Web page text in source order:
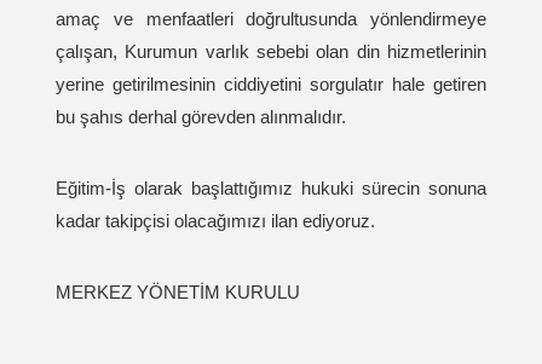
amaç ve menfaatleri doğrultusunda yönlendirmeye
çalışan, Kurumun varlık sebebi olan din hizmetlerinin
yerine getirilmesinin ciddiyetini sorgulatır hale getiren
bu şahıs derhal görevden alınmalıdır.
Eğitim-İş olarak başlattığımız hukuki sürecin sonuna
kadar takipçisi olacağımızı ilan ediyoruz.
MERKEZ YÖNETİM KURULU